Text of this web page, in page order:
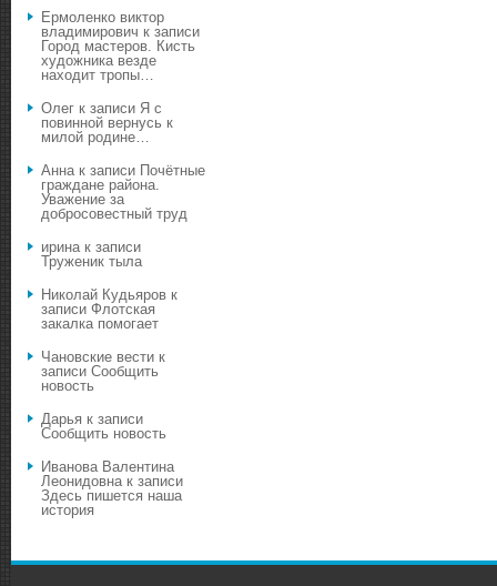
Ермоленко виктор
владимирович к записи
Город мастеров. Кисть
художника везде
находит тропы…
Олег к записи Я с
повинной вернусь к
милой родине…
Аннак записи Почётные
граждане района.
Уважение за
добросовестный труд
иринак записи
Труженик тыла
Николай Кудьяров к
записи Флотская
закалка помогает
Чановские вести к
записи Сообщить
новость
Дарья к записи
Сообщить новость
Иванова Валентина
Леонидовнак записи
Здесь пишется наша
история